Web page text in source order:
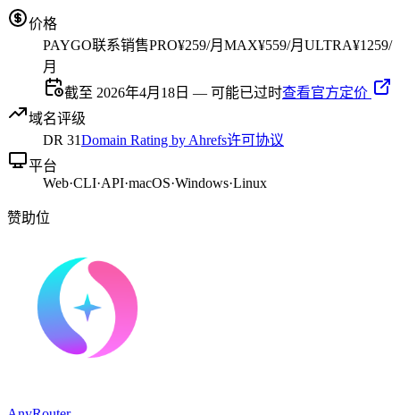
价格
PAYGO联系销售PRO¥259/月 MAX¥559/月 ULTRA¥1259/
月
截至 2026年4月18日 — 可能已过时查看官方定价
域名评级
DR 31Domain Rating by Ahrefs许可协议
平台
Web·CLI·API·macOS·Windows·Linux
赞助位